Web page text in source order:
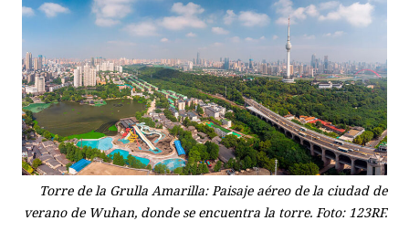
Torre de la Grulla Amarilla: Paisaje aéreo de la ciudad de
verano de Wuhan, donde se encuentra la torre. Foto: 123RF.